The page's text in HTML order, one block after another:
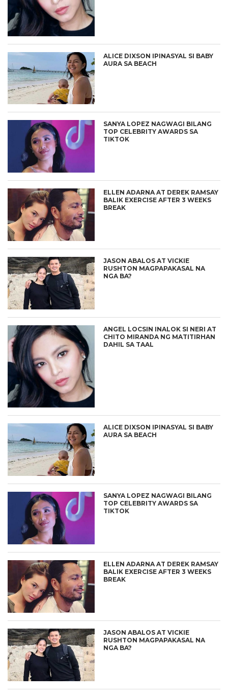
ALICE DIXSON IPINASYAL SI BABY
AURA SA BEACH
SANYA LOPEZ NAGWAGI BILANG
TOP CELEBRITY AWARDS SA
TIKTOK
ELLEN ADARNA AT DEREK RAMSAY
BALIK EXERCISE AFTER 3 WEEKS
BREAK
JASON ABALOS AT VICKIE
RUSHTON MAGPAPAKASAL NA
NGA BA?
ANGEL LOCSIN INALOK SI NERI AT
CHITO MIRANDA NG MATITIRHAN
DAHIL SA TAAL
ALICE DIXSON IPINASYAL SI BABY
AURA SA BEACH
SANYA LOPEZ NAGWAGI BILANG
TOP CELEBRITY AWARDS SA
TIKTOK
ELLEN ADARNA AT DEREK RAMSAY
BALIK EXERCISE AFTER 3 WEEKS
BREAK
JASON ABALOS AT VICKIE
RUSHTON MAGPAPAKASAL NA
NGA BA?